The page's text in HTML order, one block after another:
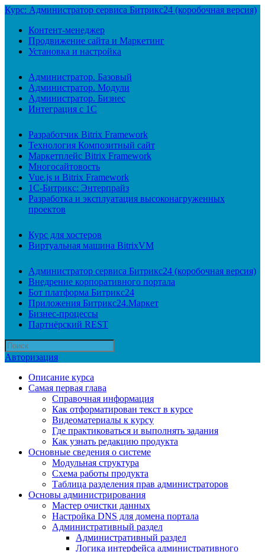
Курс: Администратор сервиса Битрикс24 (коробочная версия)
Контент-менеджер
Продвижение сайта и Маркетинг
Установка и настройка
Администратор. Базовый
Администратор. Модули
Администратор. Бизнес
Интеграция с 1С
Разработчик Bitrix Framework
Технология Композитный сайт
Маркетплейс Bitrix Framework
Многосайтовость
Vue.js и Bitrix Framework
1С-Битрикс: Энтерпрайз
Разработка и эксплуатация высоконагруженных
проектов
Курс для хостеров
Виртуальная машина BitrixVM
Администратор сервиса Битрикс24 (коробочная версия)
Внедрение корпоративного портала
Бот платформа Битрикс24
Приложения Битрикс24.Маркет
Бизнес-процессы
Партнёрский REST
Авторизация
Описание курса
Самая первая глава
Справочная информация
Как отформатирован текст в курсе
Видеоматериалы к курсу
Где практиковаться и выполнять задания
Как узнать редакцию продукта
Основные сведения о системе
Модульная структура
Схема работы продукта
Таблица разделения прав администраторов
Основы администрирования
Мастер очистки данных
Настройка DNS для домена портала
Административный раздел
Административный раздел
Логика интерфейса административного